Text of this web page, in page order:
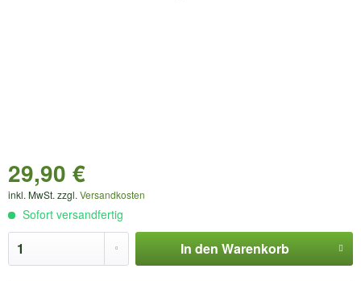
29,90 €
inkl. MwSt. zzgl. Versandkosten
Sofort versandfertig
In den Warenkorb